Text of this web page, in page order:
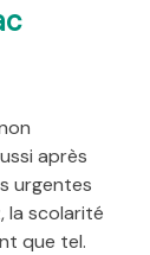
après
urgentes
la scolarité
que tel.